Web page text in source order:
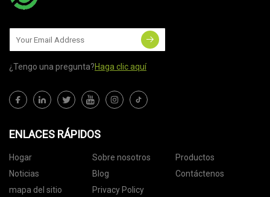
¿Tengo una pregunta?Haga clic aquí
ENLACES RÁPIDOS
Hogar Sobre nosotros
Productos
Noticias
Blog
Contáctenos
mapa del sitio
Privacy Policy